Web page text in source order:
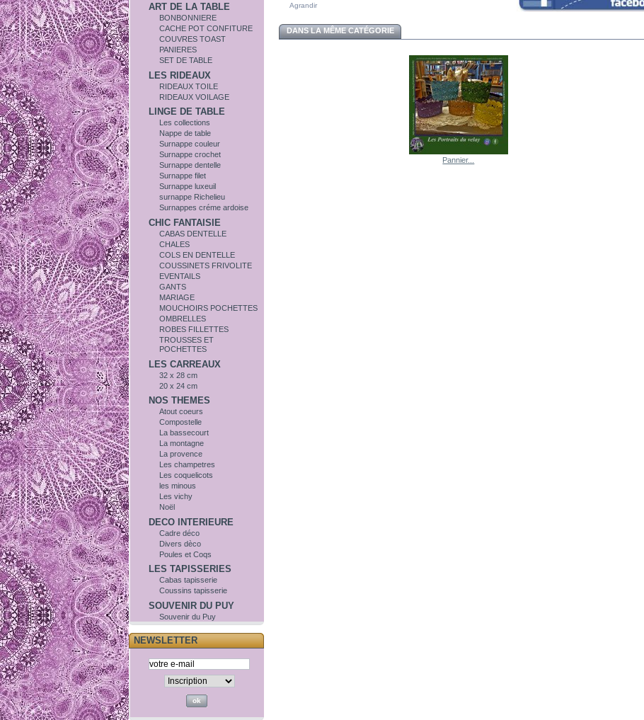
ART DE LA TABLE
BONBONNIERE
CACHE POT CONFITURE
COUVRES TOAST
PANIERES
SET DE TABLE
LES RIDEAUX
RIDEAUX TOILE
RIDEAUX VOILAGE
LINGE DE TABLE
Les collections
Nappe de table
Surnappe couleur
Surnappe crochet
Surnappe dentelle
Surnappe filet
Surnappe luxeuil
surnappe Richelieu
Surnappes créme ardoise
CHIC FANTAISIE
CABAS DENTELLE
CHALES
COLS EN DENTELLE
COUSSINETS FRIVOLITE
EVENTAILS
GANTS
MARIAGE
MOUCHOIRS POCHETTES
OMBRELLES
ROBES FILLETTES
TROUSSES ET
POCHETTES
LES CARREAUX
32 x 28 cm
20 x 24 cm
NOS THEMES
Atout coeurs
Compostelle
La bassecourt
La montagne
La provence
Les champetres
Les coquelicots
les minous
Les vichy
Noël
DECO INTERIEURE
Cadre déco
Divers dèco
Poules et Coqs
LES TAPISSERIES
Cabas tapisserie
Coussins tapisserie
SOUVENIR DU PUY
Souvenir du Puy
NEWSLETTER
Agrandir
DANS LA MÊME CATÉGORIE
Pannier...